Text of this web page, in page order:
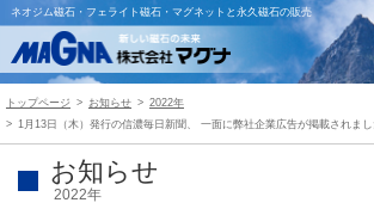
ネオジム磁石・フェライト磁石・マグネットと永久磁石の販売
トップページ お知らせ
2022年
1月13日（木）発行の信濃毎日新聞、 一面に弊社企業広告が掲載されまし
お知らせ
2022年